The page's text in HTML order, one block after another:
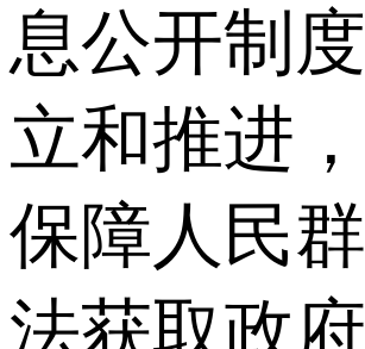
息公开制
立和推进
保障人民
法获取政